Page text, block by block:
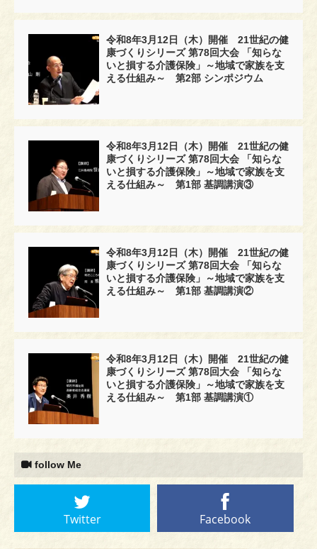
令和8年3月12日（木）開催 21世紀の健
康づくりシリーズ 第78回大会 「知らな
いと損する介護保険」～地域で家族を支
える仕組み～ 第2部 シンポジウム
令和8年3月12日（木）開催 21世紀の健
康づくりシリーズ 第78回大会 「知らな
いと損する介護保険」～地域で家族を支
える仕組み～ 第1部 基調講演③
令和8年3月12日（木）開催 21世紀の健
康づくりシリーズ 第78回大会 「知らな
いと損する介護保険」～地域で家族を支
える仕組み～ 第1部 基調講演②
令和8年3月12日（木）開催 21世紀の健
康づくりシリーズ 第78回大会 「知らな
いと損する介護保険」～地域で家族を支
える仕組み～ 第1部 基調講演①
follow Me
Twitter Facebook